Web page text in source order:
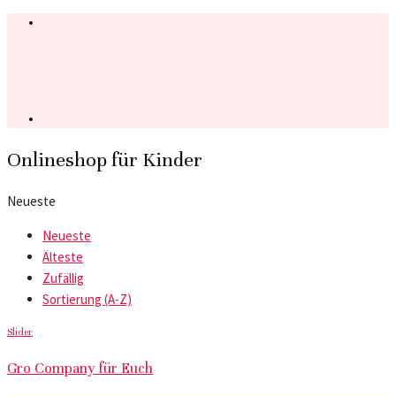
Onlineshop für Kinder
Neueste
Neueste
Älteste
Zufällig
Sortierung (A-Z)
Slider
Gro Company für Euch